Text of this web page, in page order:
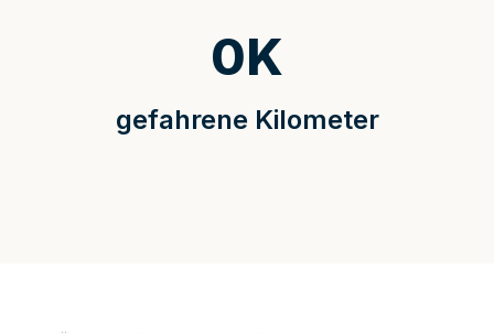
gefahrene Kilometer
0K